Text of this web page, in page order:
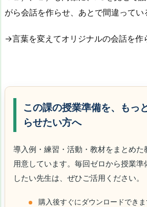
がら会話を作らせ、あとで間違ってい
→言葉を変えてオリジナルの会話を作
この課の授業準備を、もっ
らせたい方へ
導入例・練習・活動・教材をまとめた
用意しています。毎回ゼロから授業準
したい先生は、ぜひご活用ください。
購入後すぐにダウンロードできま